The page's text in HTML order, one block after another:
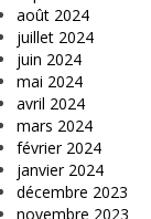
août 2024
juillet 2024
juin 2024
mai 2024
avril 2024
mars 2024
février 2024
janvier 2024
décembre 2023
novembre 2023